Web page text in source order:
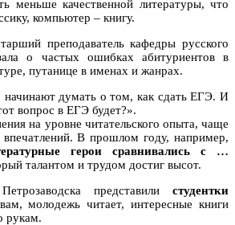
меньше качественной литературы, что
компьютер – книгу.
преподаватель кафедры русского
о частых ошибках абитуриентов в
путанице в именах и жанрах.
начинают думать о том, как сдать ЕГЭ. И
вопрос в ЕГЭ будет?».
на уровне читательского опыта, чаще
В прошлом году, например,
герои сравнивались с …
талантом и трудом достиг высот.
представили студентки
молодежь читает, интересные книги
рукам.